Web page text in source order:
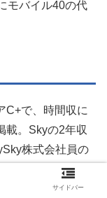
モバイル40の代
C+で、時間収に
載。Skyの2年収
株式会社員の
いきまする。
サイドバー